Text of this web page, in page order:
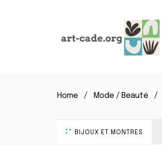
Home Mode / Beauté
BIJOUX ET MONTRES